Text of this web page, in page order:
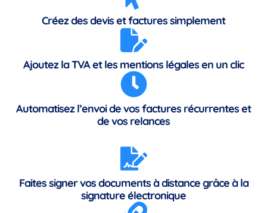
Créez des devis et factures simplement
Ajoutez la TVA et les mentions légales en un clic
Automatisez l’envoi de vos factures récurrentes et
de vos relances
Faites signer vos documents à distance grâce à la
signature électronique